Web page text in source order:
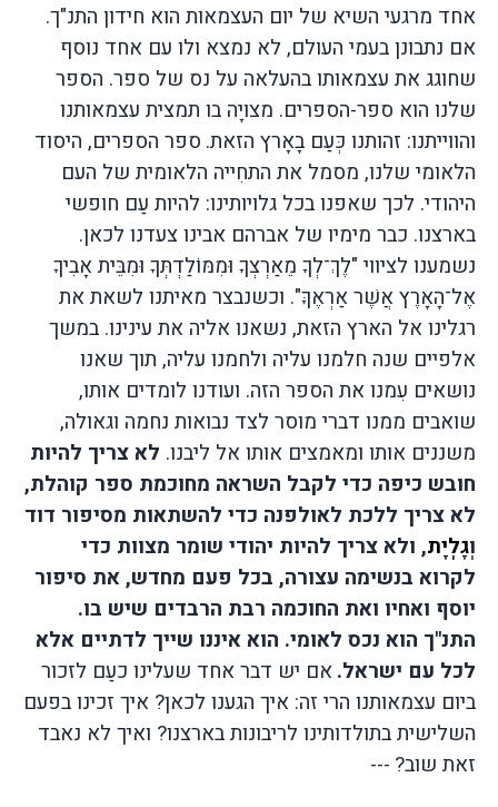
אחד מרגעי השיא של יום העצמאות הוא חידון התנ"ך.
אם נתבונן בעמי העולם, לא נמצא ולו עם אחד נוסף
שחוגג את עצמאותו בהעלאה על נס של ספר. הספר
שלנו הוא ספר-הספרים. מצויָה בו תמצית עצמאותנו
והווייתנו: זהותנו כְּעַם בָאָרץ הזאת. ספר הספרים, היסוד
הלאומי שלנו, מסמל את התחִייה הלאומית של העם
היהודי. לכך שאפנו בכל גלויותינו: להיות עַם חופשי
בארצנו. כבר מימיו של אברהם אבינו צעדנו לכאן.
נשמענו לציווי "לֶךְ־לְךָ מֵאַרְצְךָ וּמִמּוֹלַדְתְּךָ וּמִבֵּית אָבִיךָ
אֶל־הָאָרֶץ אֲשֶׁר אַרְאֶךָּ". וכשנבצר מאיתנו לשאת את
רגלינו אל הארץ הזאת, נשאנו אליה את עינינו. במשך
אלפיים שנה חלמנו עליה ולחמנו עליה, תוך שאנו
נושאים עִמנו את הספר הזה. ועודנו לומדים אותו,
שואבים ממנו דברי מוסר לצד נבואות נחמה וגאולה,
משננים אותו ומאמצים אותו אל ליבנו. לא צריך להיות
חובש כיפה כדי לקבל השראה מחוכמת ספר קוהלת,
לא צריך ללכת לאולפנה כדי להשתאות מסיפור דוד
וְגָלְיָת, ולא צריך להיות יהודי שומר מצוות כדי
לקרוא בנשימה עצורה, בכל פעם מחדש,את סיפור
יוסף ואחיו ואת החוכמה רבת הרבדים שיש בו.
התנ"ך הוא נכס לאומי. הוא איננו שייך לדתיים אלא
לכל עם ישראל.אם יש דבר אחד שעלינו כעַם לזכור
ביום עצמאותנו הרי זה: איך הגענו לכאן? איך זכינו בפעם
השלישית בתולדותינו לריבונות בארצנו? ואיך לא נאבד
זאת שוב?
---